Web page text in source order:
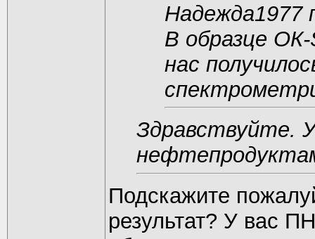
В образце
нас
Здравствуйте.
Подскажите
результат? У вас